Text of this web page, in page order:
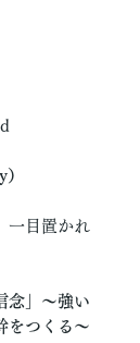
一目置かれ
念」〜強い
をつくる〜